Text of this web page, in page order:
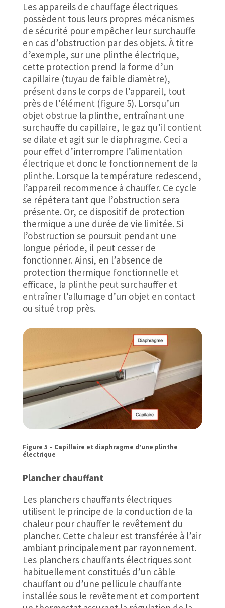
Les appareils de chauffage électriques
possèdent tous leurs propres mécanismes
de sécurité pour empêcher leur surchauffe
en cas d’obstruction par des objets. À titre
d’exemple, sur une plinthe électrique,
cette protection prend la forme d’un
capillaire (tuyau de faible diamètre),
présent dans le corps de l’appareil, tout
près de l’élément (figure 5). Lorsqu’un
objet obstrue la plinthe, entraînant une
surchauffe du capillaire, le gaz qu’il contient
se dilate et agit sur le diaphragme. Ceci a
pour effet d’interrompre l’alimentation
électrique et donc le fonctionnement de la
plinthe. Lorsque la température redescend,
l’appareil recommence à chauffer. Ce cycle
se répétera tant que l’obstruction sera
présente. Or, ce dispositif de protection
thermique a une durée de vie limitée. Si
l’obstruction se poursuit pendant une
longue période, il peut cesser de
fonctionner. Ainsi, en l’absence de
protection thermique fonctionnelle et
efficace, la plinthe peut surchauffer et
entraîner l’allumage d’un objet en contact
ou situé trop près.
Figure 5 – Capillaire et diaphragme d’une plinthe
électrique
Plancher chauffant
Les planchers chauffants électriques
utilisent le principe de la conduction de la
chaleur pour chauffer le revêtement du
plancher. Cette chaleur est transférée à l’air
ambiant principalement par rayonnement.
Les planchers chauffants électriques sont
habituellement constitués d’un câble
chauffant ou d’une pellicule chauffante
installée sous le revêtement et comportent